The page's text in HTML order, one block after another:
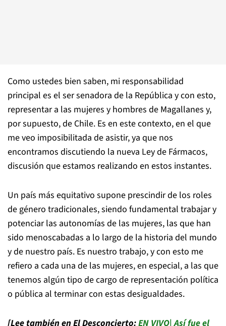
Como ustedes bien saben, mi responsabilidad
principal es el ser senadora de la República y con esto,
representar a las mujeres y hombres de Magallanes y,
por supuesto, de Chile. Es en este contexto, en el que
me veo imposibilitada de asistir, ya que nos
encontramos discutiendo la nueva Ley de Fármacos,
discusión que estamos realizando en estos instantes.
Un país más equitativo supone prescindir de los roles
de género tradicionales, siendo fundamental trabajar y
potenciar las autonomías de las mujeres, las que han
sido menoscabadas a lo largo de la historia del mundo
y de nuestro país. Es nuestro trabajo, y con esto me
refiero a cada una de las mujeres, en especial, a las que
tenemos algún tipo de cargo de representación política
o pública al terminar con estas desigualdades.
[Lee también en El Desconcierto:EN VIVO| Así fue el